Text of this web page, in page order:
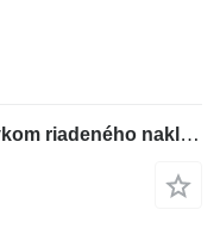
Vačkový hriadeľ 7000757 na šmykom riadeného nakladača Bobcat S160